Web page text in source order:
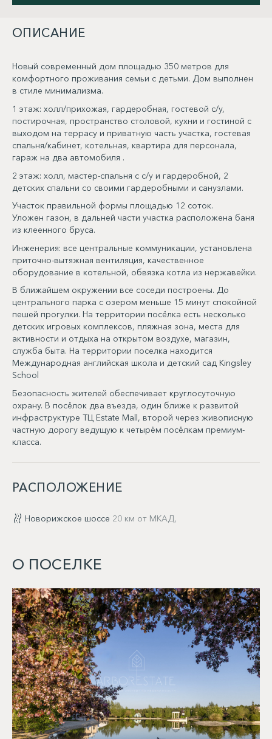
ОПИСАНИЕ
Новый современный дом площадью 350 метров для
комфортного проживания семьи с детьми. Дом выполнен
в стиле минимализма.
1 этаж: холл/прихожая, гардеробная, гостевой с/у,
постирочная, пространство столовой, кухни и гостиной с
выходом на террасу и приватную часть участка, гостевая
спальня/кабинет, котельная, квартира для персонала,
гараж на два автомобиля .
2 этаж: холл, мастер-спальня с с/у и гардеробной, 2
детских спальни со своими гардеробными и санузлами.
Участок правильной формы площадью 12 соток.
Уложен газон, в дальней части участка расположена баня
из клеенного бруса.
Инженерия: все центральные коммуникации, установлена
приточно-вытяжная вентиляция, качественное
оборудование в котельной, обвязка котла из нержавейки.
В ближайшем окружении все соседи построены. До
центрального парка с озером меньше 15 минут спокойной
пешей прогулки. На территории посёлка есть несколько
детских игровых комплексов, пляжная зона, места для
активности и отдыха на открытом воздухе, магазин,
служба быта. На территории поселка находится
Международная английская школа и детский сад Kingsley
School
Безопасность жителей обеспечивает круглосуточную
охрану. В посёлок два въезда, один ближе к развитой
инфраструктуре ТЦ Estate Mall, второй через живописную
частную дорогу ведущую к четырём посёлкам премиум-
класса.
РАСПОЛОЖЕНИЕ
Новорижское шоссе 20 км от МКАД,
О ПОСЕЛКЕ